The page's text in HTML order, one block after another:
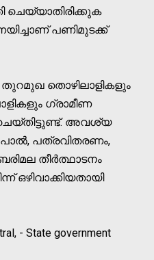
ചെയ്യാതിരിക്കുക
പണിമുടക്ക്
തൊഴിലാളികളും
ഗ്രാമീണ
അവശ്യ
പത്രവിതരണം,
തീര്‍ത്ഥാടനം
ഒഴിവാക്കിയതായി
- State government